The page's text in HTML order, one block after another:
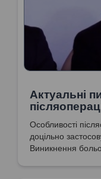
Актуальні
Особливості
доцільно
Виникнення